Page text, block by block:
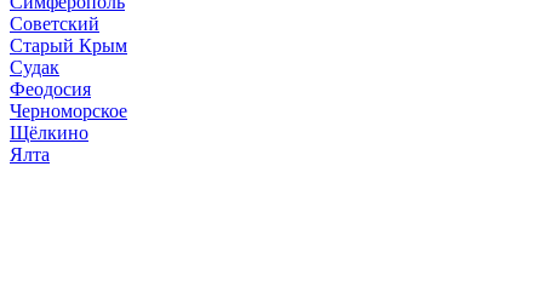
Советский
Старый Крым
Судак
Феодосия
Черноморское
Щёлкино
Ялта